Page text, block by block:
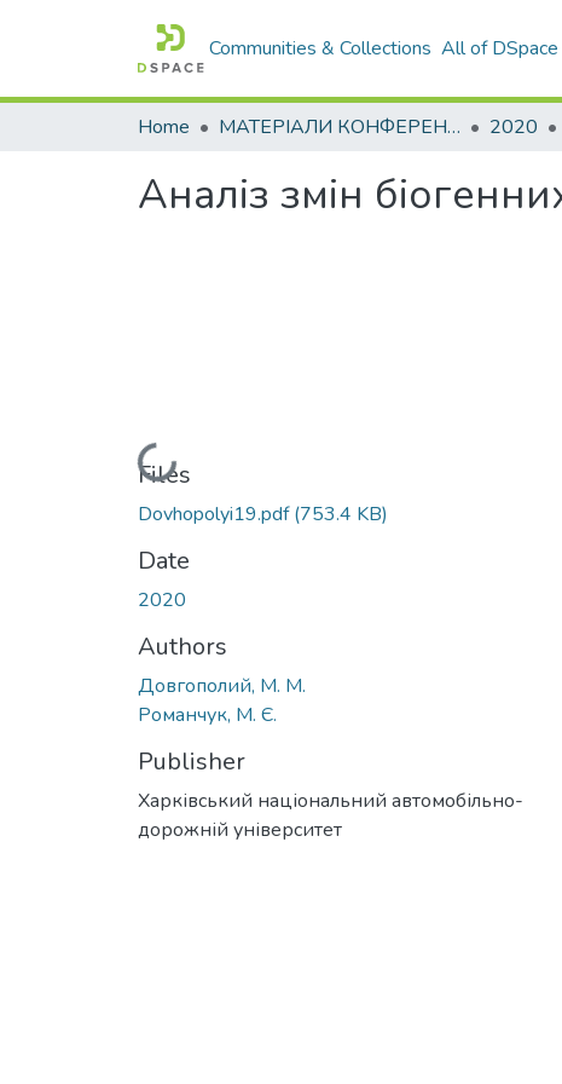
Communities & Collections All of DSpace
Home МАТЕРІАЛИ КОНФЕРЕНЦІЙ 2020
Аналіз змін
Loading...
Files
Dovhopolyi19.pdf(753.4 KB)
Date
2020
Authors
Довгополий, М. М.
Романчук, М. Є.
Publisher
Харківський національний автомобільно-
дорожній університет